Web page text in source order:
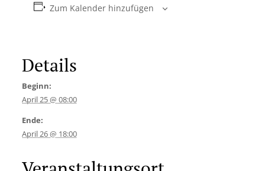
Zum Kalender hinzufügen
Details
Beginn:
April 25 @ 08:00
Ende:
April 26 @ 18:00